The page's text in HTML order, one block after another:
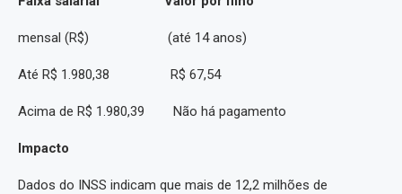
mensal (R$) (até 14 anos)
Até R$ 1.980,38 R$ 67,54
Acima de R$ 1.980,39 Não há pagamento
Impacto
Dados do INSS indicam que mais de 12,2 milhões de